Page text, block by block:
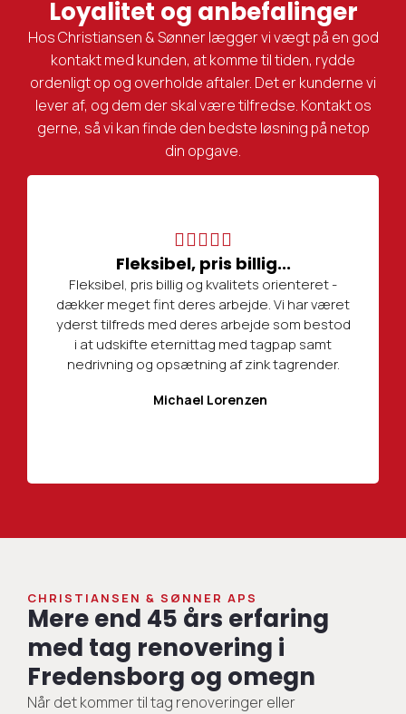
Loyalitet og anbefalinger
Hos Christiansen & Sønner lægger vi vægt på en god
kontakt med kunden, at komme til tiden, rydde
ordenligt op og overholde aftaler. Det er kunderne vi
lever af, og dem der skal være tilfredse. Kontakt os
gerne, så vi kan finde den bedste løsning på netop
din opgave.
Fleksibel, pris billig...
Fleksibel, pris billig og kvalitets orienteret -
dækker meget fint deres arbejde. Vi har været
yderst tilfreds med deres arbejde som bestod
i at udskifte eternittag med tagpap samt
nedrivning og opsætning af zink tagrender.
Michael Lorenzen
CHRISTIANSEN & SØNNER APS
Mere end 45 års erfaring
med tag renovering i
Fredensborg og omegn
Når det kommer til tag renoveringer eller